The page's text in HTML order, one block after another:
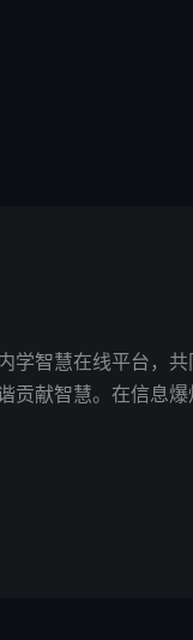
学智慧在线平台，
贡献智慧。在信息